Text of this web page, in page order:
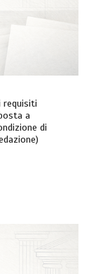
requisiti
a
di